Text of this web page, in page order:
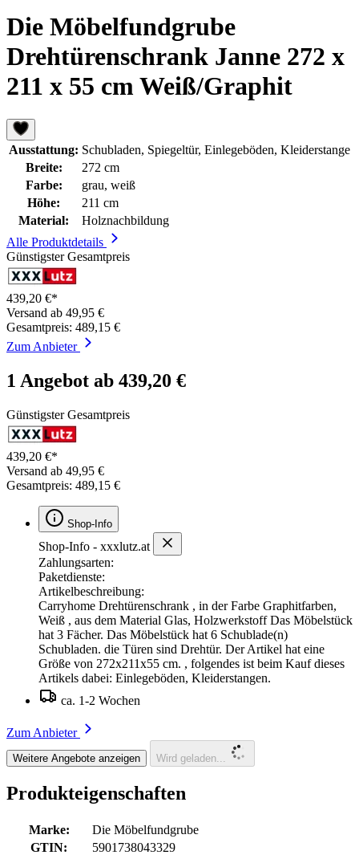
Die Möbelfundgrube
Drehtürenschrank Janne 272 x
211 x 55 cm Weiß/Graphit
Ausstattung: Schubladen, Spiegeltür, Einlegeböden, Kleiderstange
Breite:
272 cm
Farbe:
grau, weiß
Höhe:
211 cm
Material:
Holznachbildung
Alle Produktdetails
Günstigster Gesamtpreis
439,20 €*
Versand ab 49,95 €
Gesamtpreis: 489,15 €
Zum Anbieter
1 Angebot ab 439,20 €
Günstigster Gesamtpreis
439,20 €*
Versand ab 49,95 €
Gesamtpreis: 489,15 €
Shop-Info
Shop-Info - xxxlutz.at
Zahlungsarten:
Paketdienste:
Artikelbeschreibung:
Carryhome Drehtürenschrank , in der Farbe Graphitfarben,
Weiß , aus dem Material Glas, Holzwerkstoff Das Möbelstück
hat 3 Fächer. Das Möbelstück hat 6 Schublade(n)
Schubladen. die Türen sind Drehtür. Der Artikel hat eine
Größe von 272x211x55 cm. , folgendes ist beim Kauf dieses
Artikels dabei: Einlegeböden, Kleiderstangen.
ca. 1-2 Wochen
Zum Anbieter
Weitere Angebote anzeigen Wird geladen...
Produkteigenschaften
Marke:
Die Möbelfundgrube
GTIN:
5901738043329